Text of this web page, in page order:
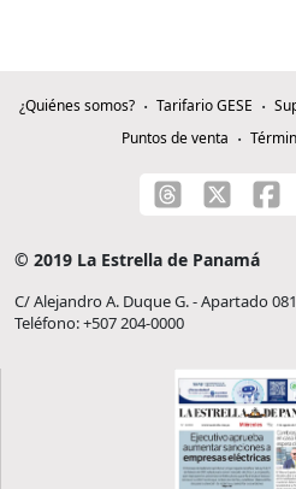
¿Quiénes somos? Tarifario GESE
Puntos de venta
© 2019 La Estrella de Panamá
C/ Alejandro A. Duque G. - Apartado
Teléfono: +507 204-0000